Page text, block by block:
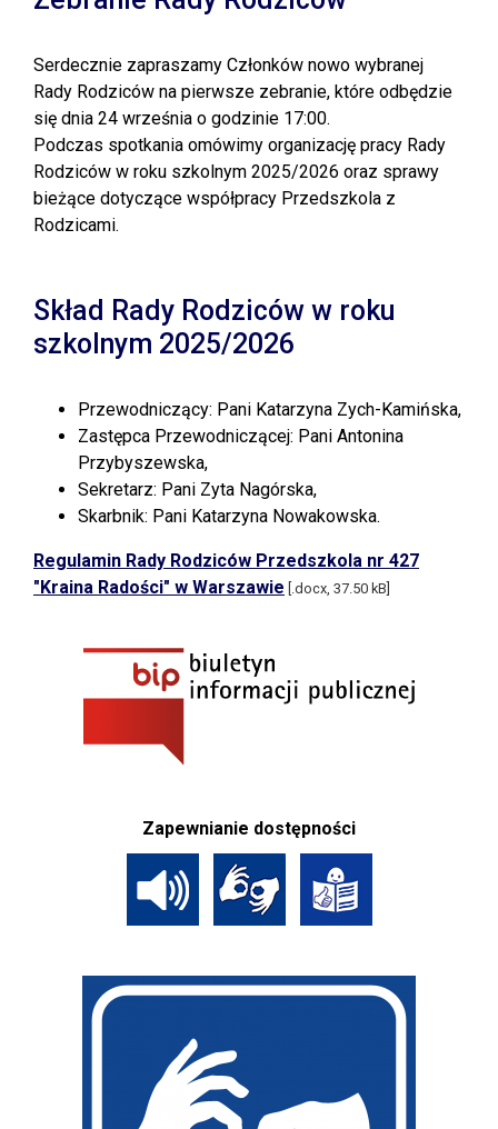
Serdecznie zapraszamy Członków nowo wybranej
Rady Rodziców na pierwsze zebranie, które odbędzie
się dnia 24 września o godzinie 17:00.
Podczas spotkania omówimy organizację pracy Rady
Rodziców w roku szkolnym 2025/2026 oraz sprawy
bieżące dotyczące współpracy Przedszkola z
Rodzicami.
Skład Rady Rodziców w roku
szkolnym 2025/2026
Przewodniczący: Pani Katarzyna Zych-Kamińska,
Zastępca Przewodniczącej: Pani Antonina
Przybyszewska,
Sekretarz: Pani Zyta Nagórska,
Skarbnik: Pani Katarzyna Nowakowska.
Regulamin Rady Rodziców Przedszkola nr 427
"Kraina Radości" w Warszawie [.docx, 37.50 kB]
Zapewnianie dostępności